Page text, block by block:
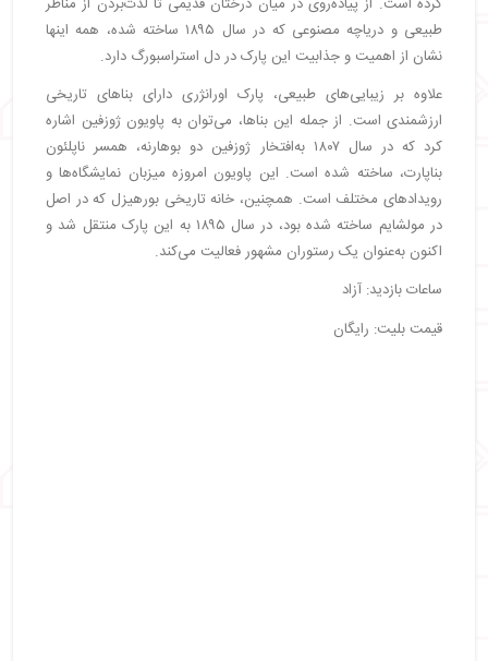
طبیعی و دریاچه مصنوعی که در سال ۱۸۹۵ ساخته شده، همه اینها
نشان از اهمیت و جذابیت این پارک در دل استراسبورگ دارد.
علاوه بر زیبایی‌های طبیعی، پارک اورانژری دارای بناهای تاریخی
ارزشمندی است. از جمله این بناها، می‌توان به پاویون ژوزفین اشاره
کرد که در سال ۱۸۰۷ به‌افتخار ژوزفین دو بوهارنه، همسر ناپلئون
بناپارت، ساخته شده است. این پاویون امروزه میزبان نمایشگاه‌ها و
رویدادهای مختلف است. همچنین، خانه تاریخی بورهیزل که در اصل
در مولشایم ساخته شده بود، در سال ۱۸۹۵ به این پارک منتقل شد و
اکنون به‌عنوان یک رستوران مشهور فعالیت می‌کند.
ساعات بازدید: آزاد
قیمت بلیت: رایگان